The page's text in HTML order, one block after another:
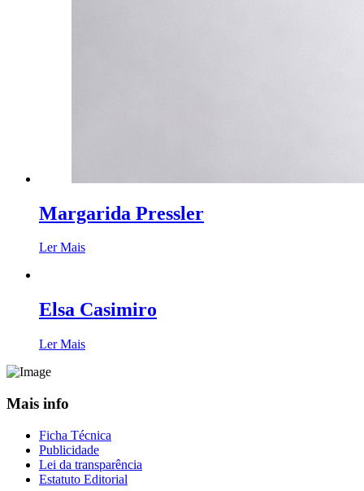
Margarida Pressler
Ler Mais
Elsa Casimiro
Ler Mais
Mais info
Ficha Técnica
Publicidade
Lei da transparência
Estatuto Editorial